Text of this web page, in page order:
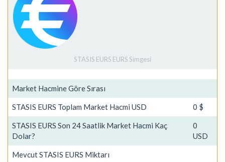
STASIS EURS EURS Simgesi
Market Hacmine Göre Sırası
STASIS EURS Toplam Market Hacmi USD 0 $
STASIS EURS Son 24 Saatlik Market Hacmi Kaç
Dolar?
0
USD
Mevcut STASIS EURS Miktarı